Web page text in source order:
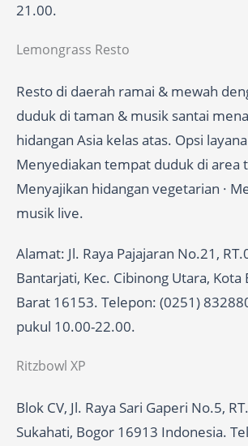
21.00.
Lemongrass Resto
Resto di daerah ramai & mewah
duduk di taman & musik santai
hidangan Asia kelas atas. Opsi
Menyediakan tempat duduk di area
Menyajikan hidangan vegetarian ·
musik live.
Alamat: Jl. Raya Pajajaran No.21,
Bantarjati, Kec. Cibinong Utara, Kota
Barat 16153. Telepon: (0251)
pukul 10.00-22.00.
Ritzbowl XP
Blok CV, Jl. Raya Sari Gaperi No.5,
Sukahati, Bogor 16913 Indonesia.